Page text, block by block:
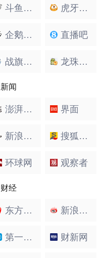
斗鱼直播 虎牙直播
企鹅直播 直播吧
战旗直播 龙珠直播
新闻
澎湃新闻 界面
新浪新闻 搜狐新闻
环球网 观察者
财经
东方财富 新浪财经
第一财经 财新网